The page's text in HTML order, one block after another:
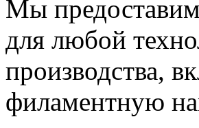
Мы
для любой
производства,
филаментную